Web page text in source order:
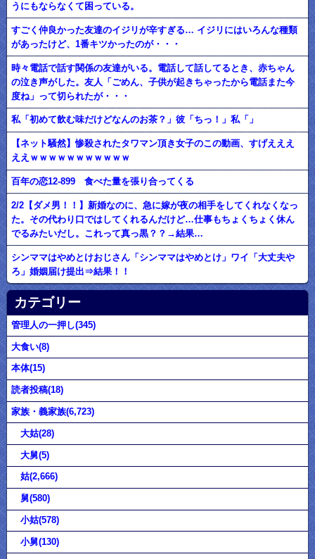
うにもならなくて困っている。
すごく仲良かった友達のイジリが辛すぎる… イジリにはいろんな種類
があったけど、1番キツかったのが・・・
時々電話で話す関係の友達がいる。電話して話してるとき、赤ちゃん
の泣き声がした。友人「ごめん、子供が起きちゃったから電話また今
度ね」って切られたが・・・
私「初めて飲む味だけどなんのお茶？」彼「ちっ！」私「」
【ネット騒然】惨殺されたタワマン頂き女子のこの動画、すげえええ
ええｗｗｗｗｗｗｗｗｗｗｗ
百年の恋12-899 食べた量を張り合ってくる
2/2【ダメ男！！】新婚なのに、急に嫁が夜の相手をしてくれなくなっ
た。その代わり口ではしてくれるんだけど…仕事もちょくちょく休ん
でるみたいだし。これって真っ黒？？→結果…
シンママはやめとけおじさん「シンママはやめとけ」ワイ「大丈夫や
ろ」婚姻届け提出⇒結果！！
カテゴリー
管理人の一押し(345)
大食い(8)
本体(15)
読者投稿(18)
家族・義家族(6,723)
大姑(28)
大舅(5)
姑(2,666)
舅(580)
小姑(578)
小舅(130)